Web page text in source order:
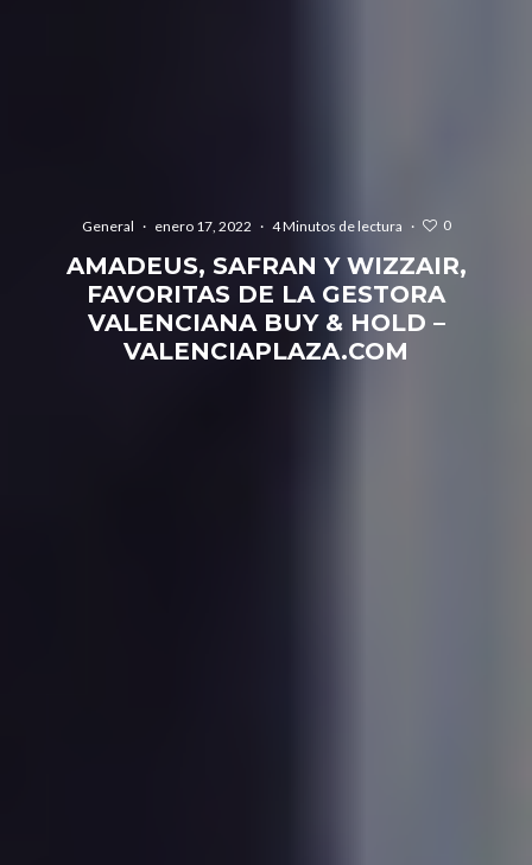
General · enero 17, 2022 · 4 Minutos de lectura · 0
AMADEUS, SAFRAN Y WIZZAIR,
FAVORITAS DE LA GESTORA
VALENCIANA BUY & HOLD –
VALENCIAPLAZA.COM